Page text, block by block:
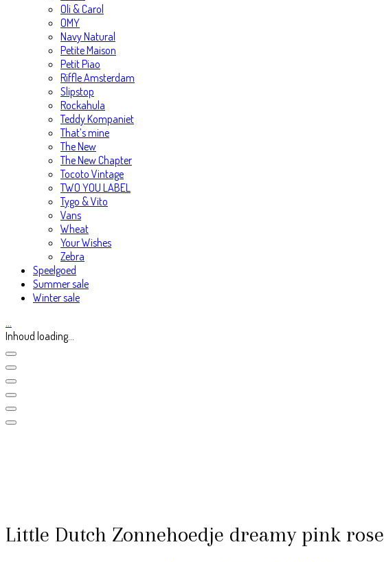
Oli & Carol
OMY
Navy Natural
Petite Maison
Petit Piao
Riffle Amsterdam
Slipstop
Rockahula
Teddy Kompaniet
That’s mine
The New
The New Chapter
Tocoto Vintage
TWO YOU LABEL
Tygo & Vito
Vans
Wheat
Your Wishes
Zebra
Speelgoed
Summer sale
Winter sale
…
Inhoud loading...
Little Dutch Zonnehoedje dreamy pink rose